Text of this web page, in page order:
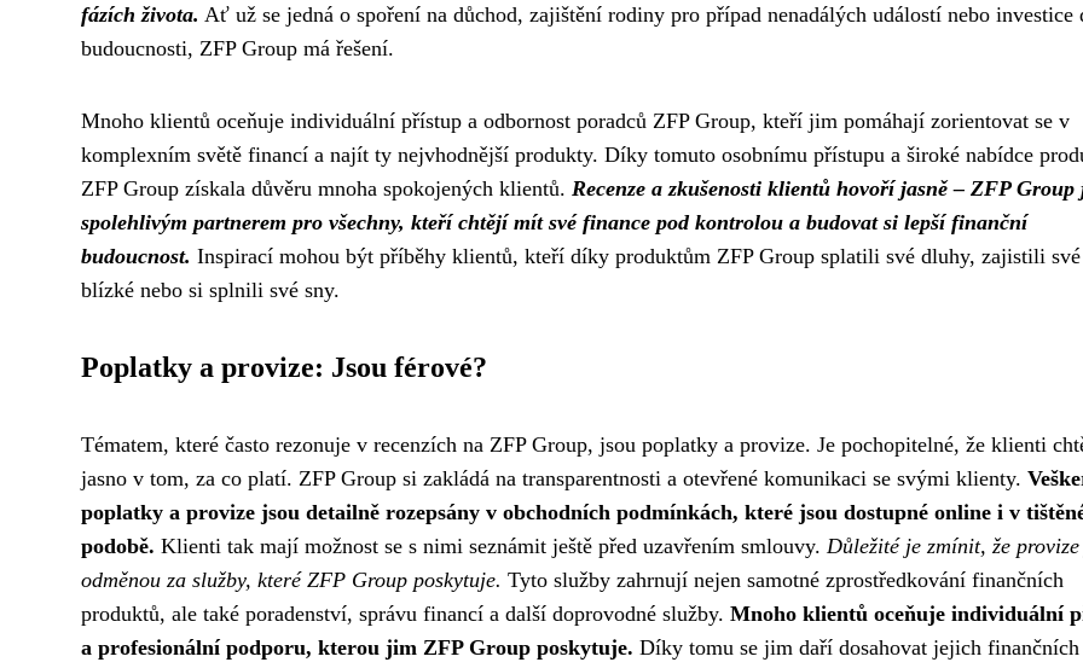
fázích života. Ať už se jedná o spoření na důchod, zajištění rodiny pro případ nenadálých událostí nebo investice
budoucnosti, ZFP Group má řešení.
Mnoho klientů oceňuje individuální přístup a odbornost poradců ZFP Group, kteří jim pomáhají zorientovat se v
komplexním světě financí a najít ty nejvhodnější produkty. Díky tomuto osobnímu přístupu a široké nabídce
ZFP Group získala důvěru mnoha spokojených klientů. Recenze a zkušenosti klientů hovoří jasně – ZFP Group
spolehlivým partnerem pro všechny, kteří chtějí mít své finance pod kontrolou a budovat si lepší finanční
budoucnost. Inspirací mohou být příběhy klientů, kteří díky produktům ZFP Group splatili své dluhy, zajistili své
blízké nebo si splnili své sny.
Poplatky a provize: Jsou férové?
Tématem, které často rezonuje v recenzích na ZFP Group, jsou poplatky a provize. Je pochopitelné, že klienti
jasno v tom, za co platí. ZFP Group si zakládá na transparentnosti a otevřené komunikaci se svými klienty.
poplatky a provize jsou detailně rozepsány v obchodních podmínkách, které jsou dostupné online i v
podobě. Klienti tak mají možnost se s nimi seznámit ještě před uzavřením smlouvy. Důležité je zmínit, že
odměnou za služby, které ZFP Group poskytuje. Tyto služby zahrnují nejen samotné zprostředkování finančních
produktů, ale také poradenství, správu financí a další doprovodné služby. Mnoho klientů oceňuje individuální
a profesionální podporu, kterou jim ZFP Group poskytuje. Díky tomu se jim daří dosahovat jejich